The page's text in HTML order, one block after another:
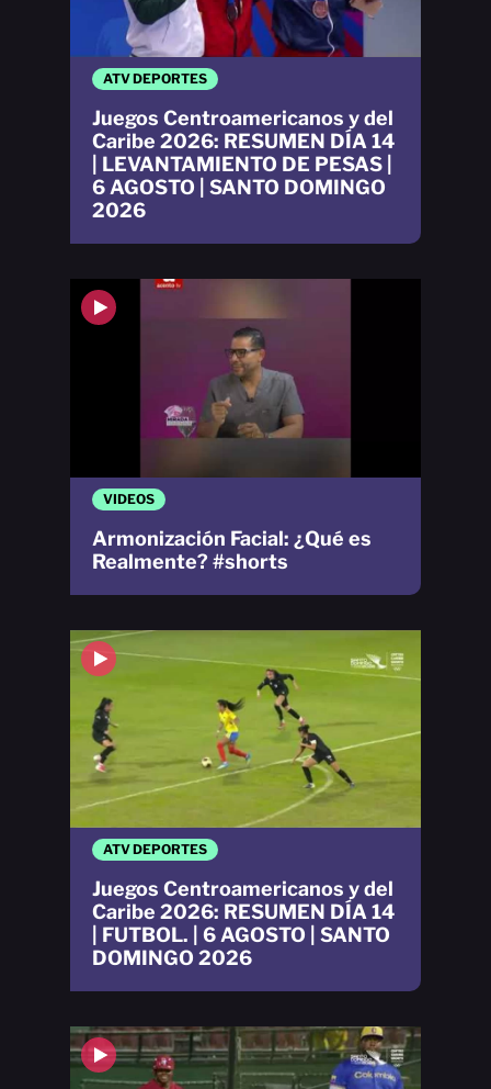
VIDEOS
Armonización Facial: ¿Qué es
Realmente? #shorts
ATV DEPORTES
Juegos Centroamericanos y del
Caribe 2026: RESUMEN DÍA 14
| LEVANTAMIENTO DE PESAS |
6 AGOSTO | SANTO DOMINGO
2026
ATV DEPORTES
Juegos Centroamericanos y del
Caribe 2026: RESUMEN DÍA 14
| FUTBOL. | 6 AGOSTO | SANTO
DOMINGO 2026